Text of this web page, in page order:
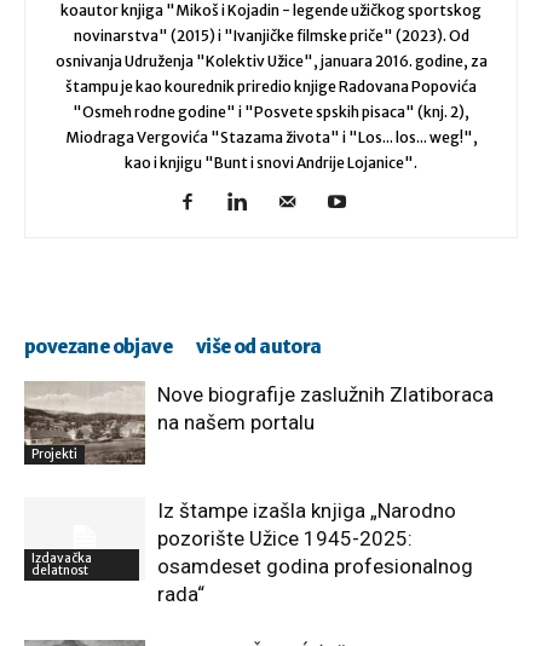
koautor knjiga "Mikoš i Kojadin - legende užičkog sportskog
novinarstva" (2015) i "Ivanjičke filmske priče" (2023). Od
osnivanja Udruženja "Kolektiv Užice", januara 2016. godine, za
štampu je kao kourednik priredio knjige Radovana Popovića
"Osmeh rodne godine" i "Posvete spskih pisaca" (knj. 2),
Miodraga Vergovića "Stazama života" i "Los... los... weg!",
kao i knjigu "Bunt i snovi Andrije Lojanice".
povezane objave više od autora
Projekti
Nove biografije zaslužnih Zlatiboraca
na našem portalu
Izdavačka
delatnost
Iz štampe izašla knjiga „Narodno
pozorište Užice 1945-2025:
osamdeset godina profesionalnog
rada“